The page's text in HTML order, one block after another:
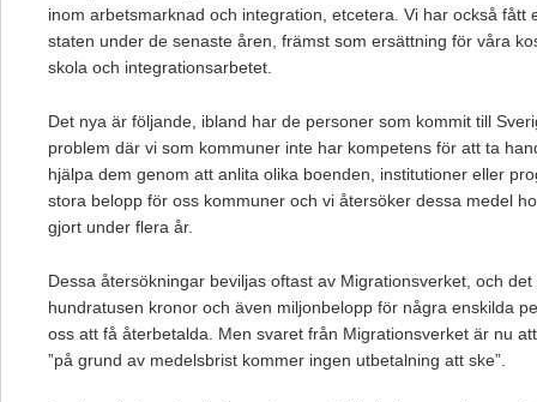
inom arbetsmarknad och integration, etcetera. Vi har också fått
staten under de senaste åren, främst som ersättning för våra
skola och integrationsarbetet.
Det nya är följande, ibland har de personer som kommit till
problem där vi som kommuner inte har kompetens för att ta
hjälpa dem genom att anlita olika boenden, institutioner eller
stora belopp för oss kommuner och vi återsöker dessa medel
gjort under flera år.
Dessa återsökningar beviljas oftast av Migrationsverket, och
hundratusen kronor och även miljonbelopp för några enskilda
oss att få återbetalda. Men svaret från Migrationsverket är nu
”på grund av medelsbrist kommer ingen utbetalning att ske”.